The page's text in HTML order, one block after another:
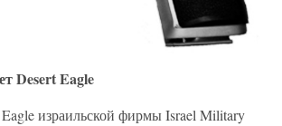
Desert Eagle
израильской фирмы Israel Military